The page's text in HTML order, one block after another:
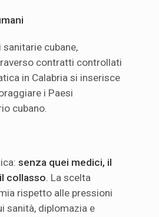
cubane,
contratti controllati
in Calabria si inserisce
i Paesi
cubano.
senza quei medici, il
collasso. La scelta
rispetto alle pressioni
sanità, diplomazia e